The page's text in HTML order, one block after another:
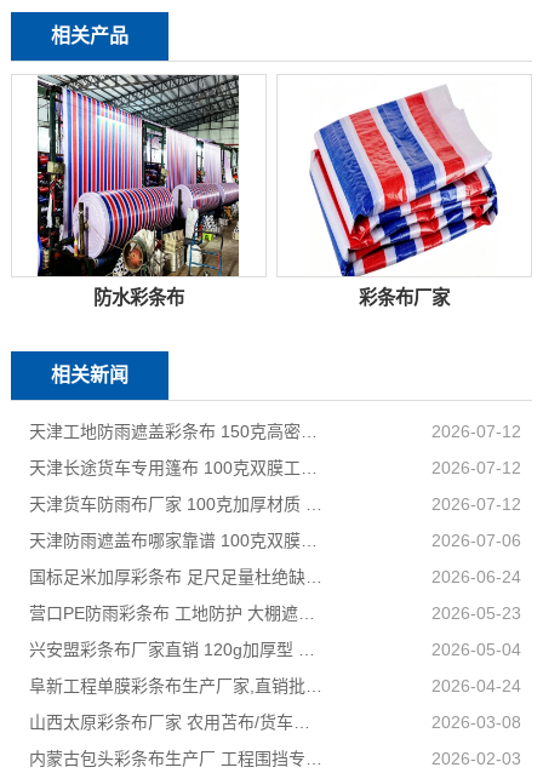
相关产品
防水彩条布 彩条布厂家
相关新闻
天津工地防雨遮盖彩条布 150克高密度 基建施工防尘防水
2026-07-12
2026-07-12
2026-07-12
天津防雨遮盖布哪家靠谱 100克双膜加厚款适配高栏货车长途盖货
2026-07-06
国标足米加厚彩条布 足尺足量杜绝缺尺少米
2026-06-24
营口PE防雨彩条布 工地防护 大棚遮盖 3×50米 耐寒耐用
2026-05-23
2026-05-04
2026-04-24
山西太原彩条布厂家 农用苫布/货车篷布 支持来样加工定制
2026-03-08
2026-02-03